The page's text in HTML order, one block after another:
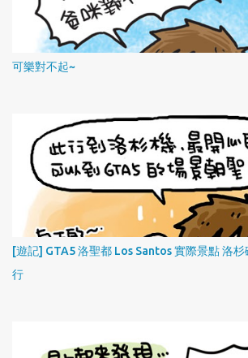
可樂對不起~
[遊記] GTA5 洛聖都 Los Santos 實際景點 洛
行